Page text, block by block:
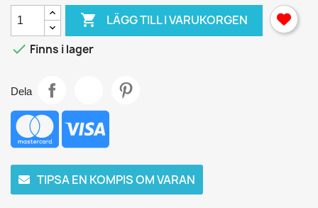
 LÄGG TILL I VARUKORGEN
 Finns i lager
Dela
TIPSA EN KOMPIS OM VARAN